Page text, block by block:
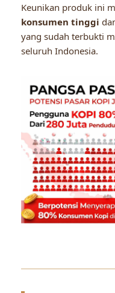
Keunikan produk ini
konsumen tinggi
yang sudah terbukti
seluruh Indonesia.